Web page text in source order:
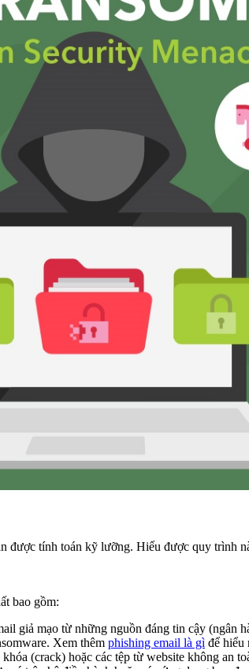
tính toán kỹ lưỡng. Hiểu được quy trình
bao gồm:
giả mạo từ những nguồn đáng tin cậy (ngân
Xem thêm phishing email là gì để hiểu
(crack) hoặc các tệp từ website không an